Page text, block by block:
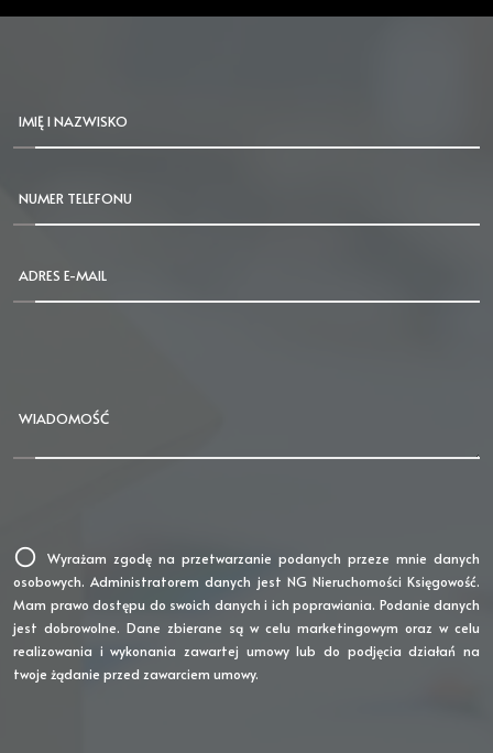
IMIĘ I NAZWISKO
NUMER TELEFONU
ADRES E-MAIL
WIADOMOŚĆ
Wyrażam zgodę na przetwarzanie podanych przeze mnie danych
osobowych. Administratorem danych jest NG Nieruchomości Księgowość.
Mam prawo dostępu do swoich danych i ich poprawiania. Podanie danych
jest dobrowolne. Dane zbierane są w celu marketingowym oraz w celu
realizowania i wykonania zawartej umowy lub do podjęcia działań na
twoje żądanie przed zawarciem umowy.